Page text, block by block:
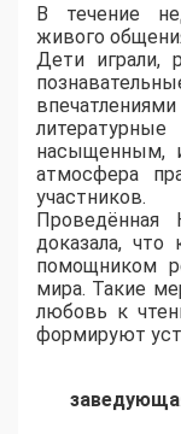
В течение
живого
Дети играли,
насыщенным,
атмосфера
участников.
Проведённая
доказала,
помощником
мира. Такие
любовь к
формируют